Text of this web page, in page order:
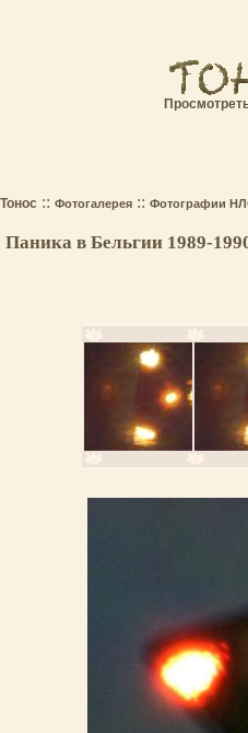
Тонос :: Фотогалерея :: Фотографии
Паника в Бельгии 1989-